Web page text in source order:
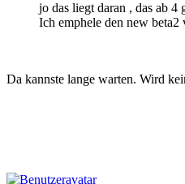
jo das liegt daran , das ab 4
Ich emphele den new
Da kannste lange warten. Wird